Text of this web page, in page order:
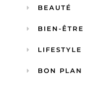
BEAUTÉ
BIEN-ÊTRE
LIFESTYLE
BON PLAN